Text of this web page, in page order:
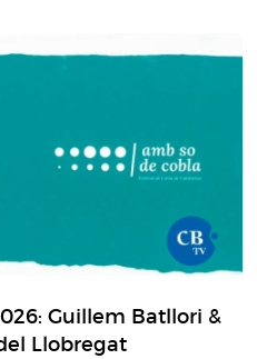
Guillem Batllori &
Llobregat